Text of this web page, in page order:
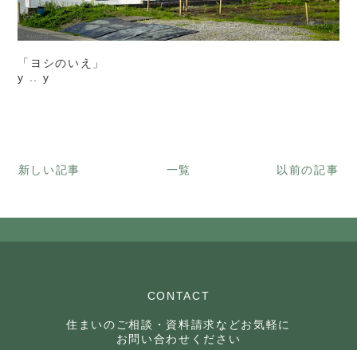
「ヨシのいえ」
y .. y
新しい記事 一覧 以前の記事
CONTACT
住まいのご相談・資料請求などお気軽に
お問い合わせください